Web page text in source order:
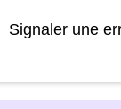
Signaler une